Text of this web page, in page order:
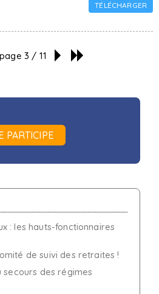
TÉLÉCHARGER
page 3 / 11
PARTICIPE
: les hauts-fonctionnaires
de suivi des retraites !
secours des régimes